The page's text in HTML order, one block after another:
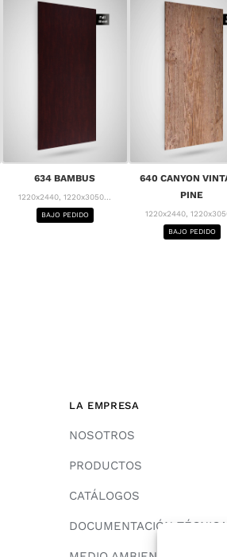
634 BAMBUS
1220x2440, 1220x3050...
BAJO PEDIDO
640 CANYON
PINE
1220x2440,
BAJO PEDIDO
LA EMPRESA
NOSOTROS
PRODUCTOS
CATÁLOGOS
DOCUMENTACIÓN TÉCNICA